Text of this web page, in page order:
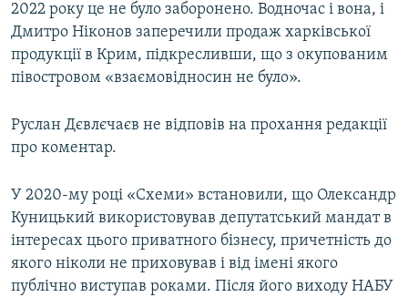
2022 року це не було заборонено. Водночас і вона, і
Дмитро Ніконов заперечили продаж харківської
продукції в Крим, підкресливши, що з окупованим
півостровом «взаємовідносин не було».
Руслан Дєвлєчаєв не відповів на прохання редакції
про коментар.
У 2020-му році «Схеми» встановили, що Олександр
Куницький використовував депутатський мандат в
інтересах цього приватного бізнесу, причетність до
якого ніколи не приховував і від імені якого
публічно виступав роками. Після його виходу НАБУ